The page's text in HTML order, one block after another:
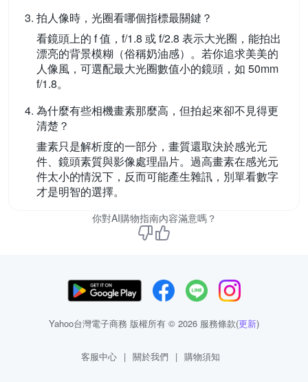
拍人像時，光圈看哪個指標最關鍵？
看鏡頭上的 f 值，f/1.8 或 f/2.8 表示大光圈，能拍出
漂亮的背景模糊（俗稱奶油感）。若你追求美美的
人像風，可選配最大光圈數值小的鏡頭，如 50mm
f/1.8。
為什麼有些相機畫素那麼高，但拍起來卻不見得更
清楚？
畫素只是解析度的一部分，畫質還取決於感光元
件、鏡頭素質與影像處理晶片。過高畫素在感光元
件太小的情況下，反而可能產生雜訊，別單看數字
才是明智的選擇。
你對AI購物指南內容滿意嗎？
Yahoo台灣電子商務 版權所有 © 2026 服務條款(更新)
客服中心 | 關於我們 | 購物須知